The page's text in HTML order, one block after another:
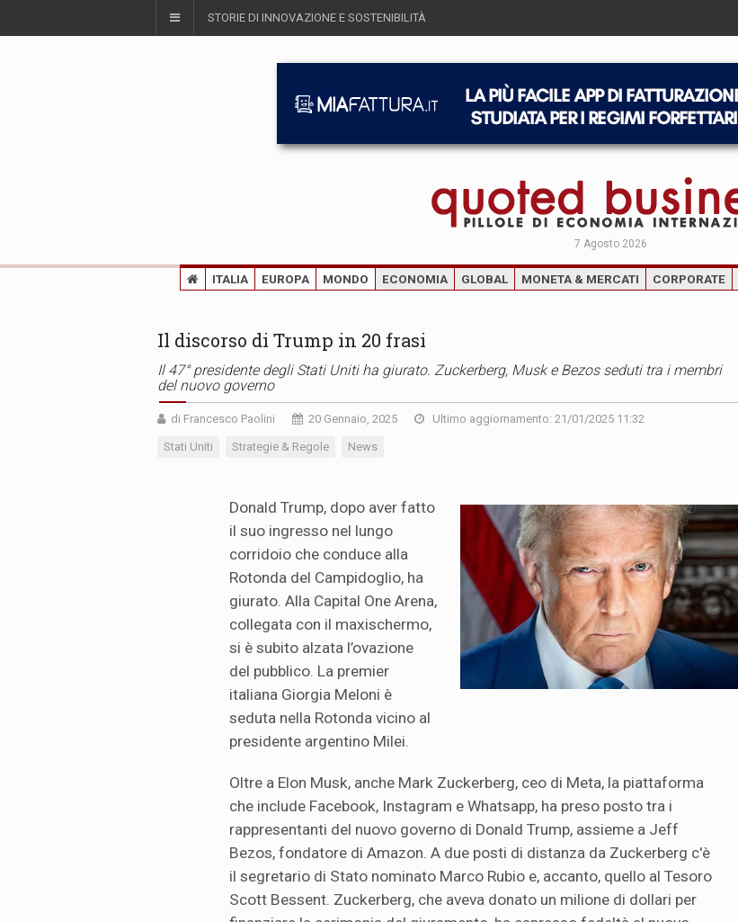
STORIE DI INNOVAZIONE E SOSTENIBILITÀ
7 Agosto 2026
ITALIA EUROPA MONDO ECONOMIA GLOBAL MONETA & MERCATI CORPORATE
Il discorso di Trump in 20 frasi
Il 47° presidente degli Stati Uniti ha giurato. Zuckerberg, Musk e Bezos seduti tra i membri
del nuovo governo
di Francesco Paolini 20 Gennaio, 2025 Ultimo aggiornamento: 21/01/2025 11:32
Stati Uniti Strategie & Regole News
Donald Trump, dopo aver fatto
il suo ingresso nel lungo
corridoio che conduce alla
Rotonda del Campidoglio, ha
giurato. Alla Capital One Arena,
collegata con il maxischermo,
si è subito alzata l’ovazione
del pubblico. La premier
italiana Giorgia Meloni è
seduta nella Rotonda vicino al
presidente argentino Milei.
Oltre a Elon Musk, anche Mark Zuckerberg, ceo di Meta, la piattaforma
che include Facebook, Instagram e Whatsapp, ha preso posto tra i
rappresentanti del nuovo governo di Donald Trump, assieme a Jeff
Bezos, fondatore di Amazon. A due posti di distanza da Zuckerberg c'è
il segretario di Stato nominato Marco Rubio e, accanto, quello al Tesoro
Scott Bessent. Zuckerberg, che aveva donato un milione di dollari per